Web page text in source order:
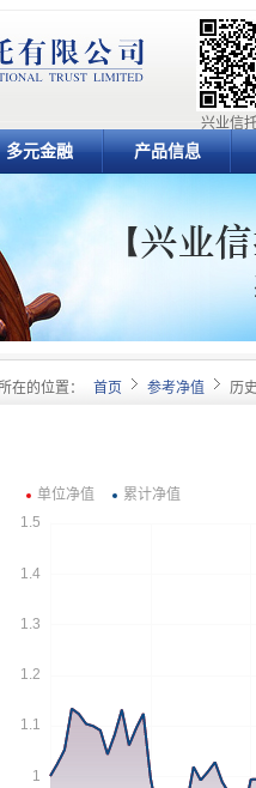
兴业信
多元金融 产品信息
在的位置： 首页 参考净值 历